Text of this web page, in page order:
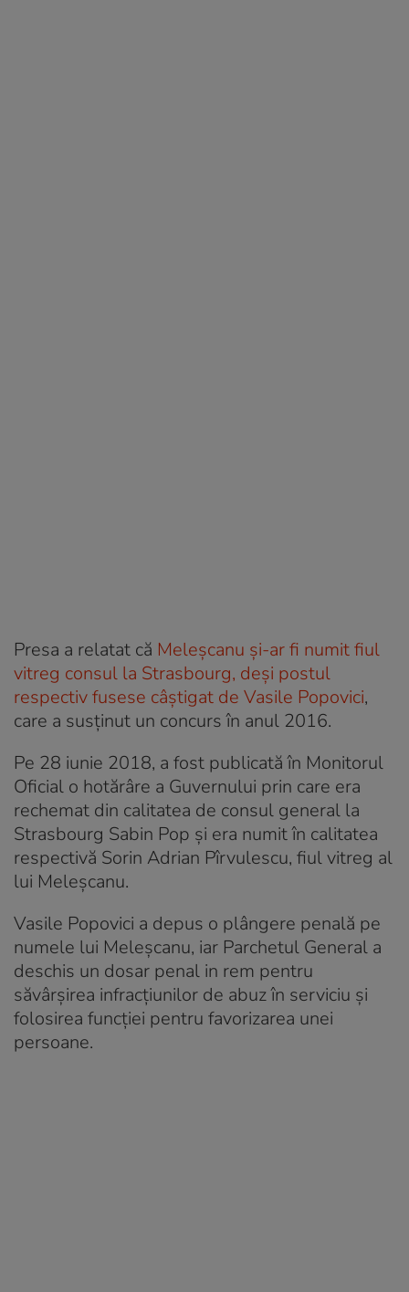
Presa a relatat că Meleşcanu şi-ar fi numit fiul
vitreg consul la Strasbourg, deşi postul
respectiv fusese câştigat de Vasile Popovici,
care a susţinut un concurs în anul 2016.
Pe 28 iunie 2018, a fost publicată în Monitorul
Oficial o hotărâre a Guvernului prin care era
rechemat din calitatea de consul general la
Strasbourg Sabin Pop şi era numit în calitatea
respectivă Sorin Adrian Pîrvulescu, fiul vitreg al
lui Meleşcanu.
Vasile Popovici a depus o plângere penală pe
numele lui Meleşcanu, iar Parchetul General a
deschis un dosar penal in rem pentru
săvârşirea infracţiunilor de abuz în serviciu şi
folosirea funcţiei pentru favorizarea unei
persoane.